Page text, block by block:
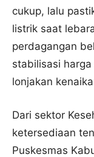
cukup, lalu
listrik saat
perdagangan
stabilisasi
lonjakan
Dari sektor
ketersediaan
Puskesmas